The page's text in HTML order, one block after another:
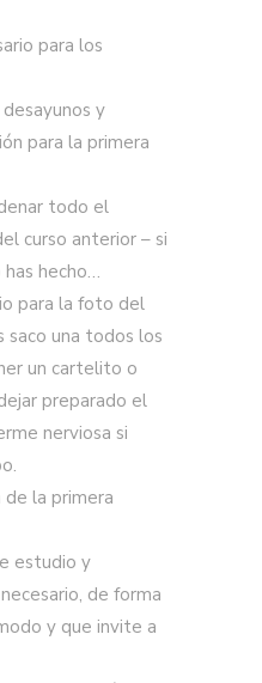
para los
y
para la primera
todo el
curso anterior – si
hecho…
para la foto del
saco una todos los
un cartelito o
preparado el
nerviosa si
de la primera
estudio y
de forma
y que invite a